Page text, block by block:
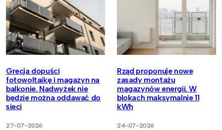
Grecja dopuści
fotowoltaikę i magazyn na
balkonie. Nadwyżek nie
będzie można oddawać do
sieci
27-07-2026
Rząd proponuje nowe
zasady montażu
magazynów energii. W
blokach maksymalnie 11
kWh
24-07-2026